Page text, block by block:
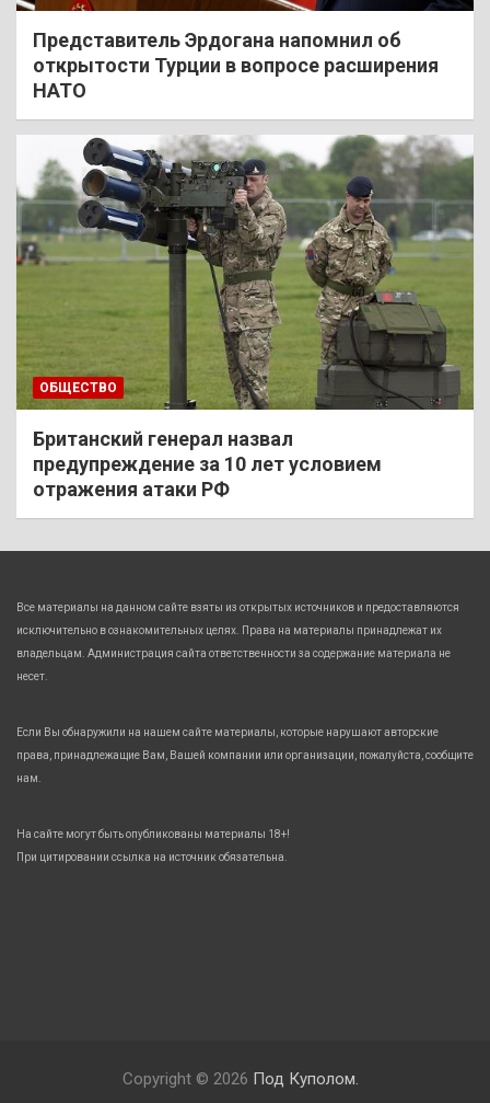
Представитель Эрдогана напомнил об
открытости Турции в вопросе расширения
НАТО
ОБЩЕСТВО
Британский генерал назвал
предупреждение за 10 лет условием
отражения атаки РФ
Все материалы на данном сайте взяты из открытых источников и предоставляются
исключительно в ознакомительных целях. Права на материалы принадлежат их
владельцам. Администрация сайта ответственности за содержание материала не
несет.
Если Вы обнаружили на нашем сайте материалы, которые нарушают авторские
права, принадлежащие Вам, Вашей компании или организации, пожалуйста, сообщите
нам.
На сайте могут быть опубликованы материалы 18+!
При цитировании ссылка на источник обязательна.
Copyright © 2026 Под Куполом.